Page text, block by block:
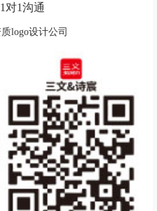
对1沟通
logo设计公司